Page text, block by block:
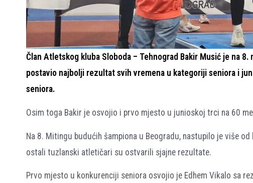
Član Atletskog kluba Sloboda – Tehnograd Bakir Musić je na
postavio najbolji rezultat svih vremena u kategoriji seniora i
seniora.
Osim toga Bakir je osvojio i prvo mjesto u junioskoj trci na 60
Na 8. Mitingu budućih šampiona u Beogradu, nastupilo je više
ostali tuzlanski atletičari su ostvarili sjajne rezultate.
Prvo mjesto u konkurenciji seniora osvojio je Edhem Vikalo sa